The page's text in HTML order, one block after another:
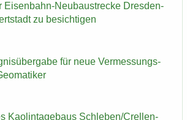
Eisenbahn-​Neubaustrecke Dresden-​
zu be­sich­ti­gen
für neue Ver­mes­sungs­
Kao­lin­ta­ge­baus Schle­ben/Crel­len­